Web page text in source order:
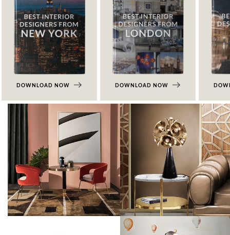
DOWNLOAD NOW DOWNLOAD NOW